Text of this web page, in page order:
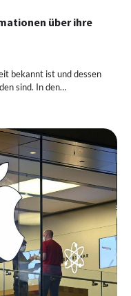
über ihre
bekannt ist und dessen
sind. In den…